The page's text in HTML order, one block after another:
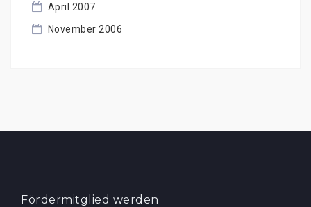
April 2007
November 2006
Fördermitglied werden